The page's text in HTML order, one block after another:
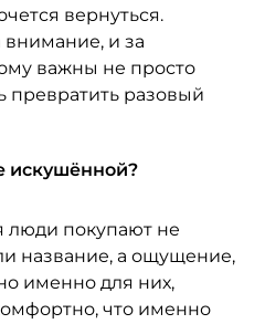
вернуться.
внимание, и за
важны не просто
превратить разовый
искушённой?
люди покупают не
название, а ощущение,
именно для них,
что именно